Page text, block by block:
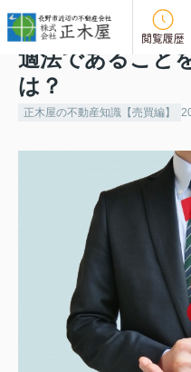
閲覧履歴
不動産売却の際
適法であること
は？
正木屋の不動産知識【売買編】